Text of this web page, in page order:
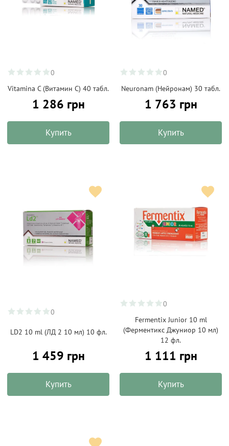
0
Vitamina C (Витамин С) 40 табл.
1 286 грн
Купить
0
Neuronam (Нейронам) 30 табл.
1 763 грн
Купить
0
LD2 10 ml (ЛД 2 10 мл) 10 фл.
1 459 грн
Купить
0
Fermentix Junior 10 ml
(Ферментикс Джуниор 10 мл)
12 фл.
1 111 грн
Купить